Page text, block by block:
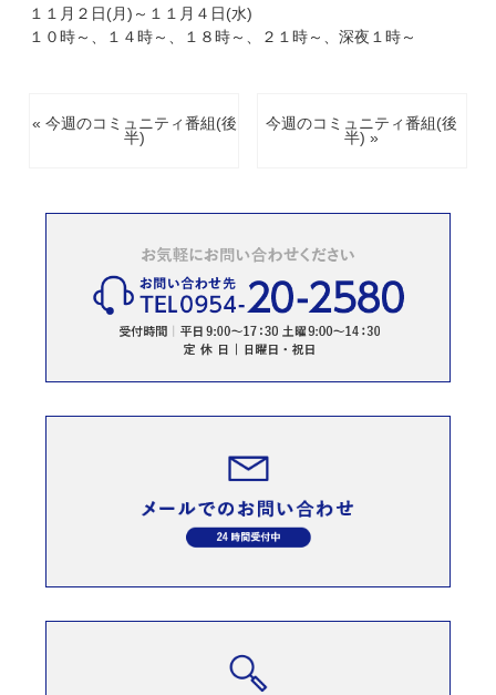
１１月２日(月)～１１月４日(水)
１０時～、１４時～、１８時～、２１時～、深夜１時～
« 今週のコミュニティ番組(後
半)
今週のコミュニティ番組(後
半) »